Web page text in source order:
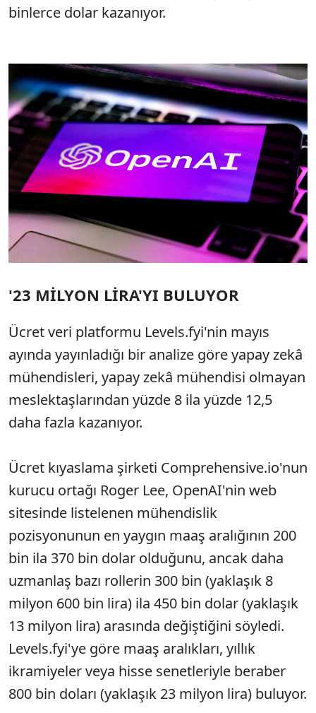
binlerce dolar kazanıyor.
'23 MİLYON LİRA'YI BULUYOR
Ücret veri platformu Levels.fyi'nin mayıs
ayında yayınladığı bir analize göre yapay zekâ
mühendisleri, yapay zekâ mühendisi olmayan
meslektaşlarından yüzde 8 ila yüzde 12,5
daha fazla kazanıyor.
Ücret kıyaslama şirketi Comprehensive.io'nun
kurucu ortağı Roger Lee, OpenAI'nin web
sitesinde listelenen mühendislik
pozisyonunun en yaygın maaş aralığının 200
bin ila 370 bin dolar olduğunu, ancak daha
uzmanlaş bazı rollerin 300 bin (yaklaşık 8
milyon 600 bin lira) ila 450 bin dolar (yaklaşık
13 milyon lira) arasında değiştiğini söyledi.
Levels.fyi'ye göre maaş aralıkları, yıllık
ikramiyeler veya hisse senetleriyle beraber
800 bin doları (yaklaşık 23 milyon lira) buluyor.